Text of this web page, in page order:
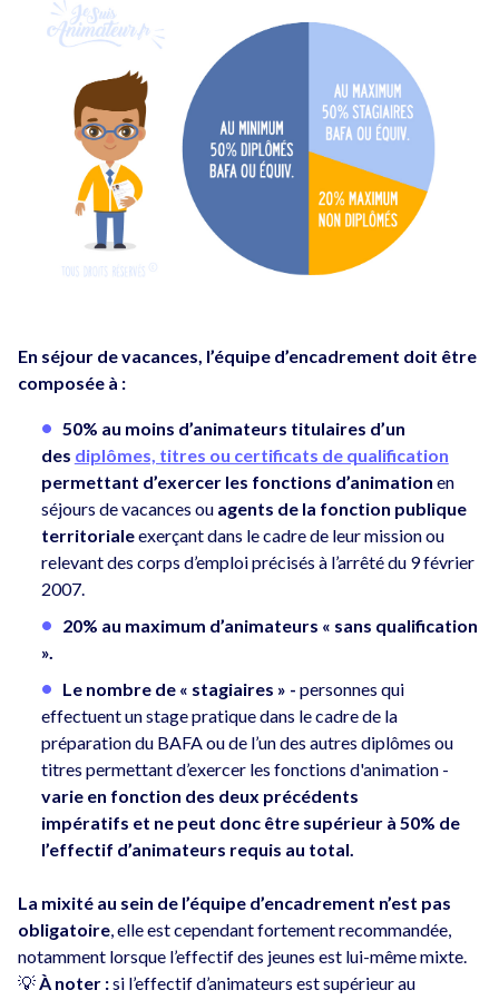
En séjour de vacances, l’équipe d’encadrement doit être
composée à :
50% au moins d’animateurs titulaires d’un
des diplômes, titres ou certificats de qualification
permettant d’exercer les fonctions d’animation en
séjours de vacances ou agents de la fonction publique
territorialeexerçant dans le cadre de leur mission ou
relevant des corps d’emploi précisés à l’arrêté du 9 février
2007.
20% au maximum d’animateurs « sans qualification
».
Le nombre de « stagiaires » - personnes qui
effectuent un stage pratique dans le cadre de la
préparation du BAFA ou de l’un des autres diplômes ou
titres permettant d’exercer les fonctions d'animation -
varie en fonction des deux précédents
impératifs et ne peut donc être supérieur à 50% de
l’effectif d’animateurs requis au total.
La mixité au sein de l’équipe d’encadrement n’est pas
obligatoire , elle est cependant fortement recommandée,
notamment lorsque l’effectif des jeunes est lui-même mixte.
💡 À noter :si l’effectif d’animateurs est supérieur au